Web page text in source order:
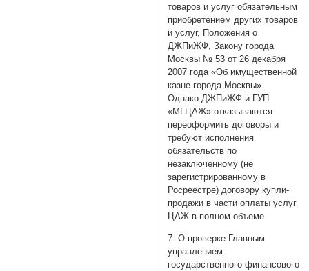
товаров и услуг обязательным
приобретением других товаров
и услуг, Положения о
ДЖПиЖФ, Закону города
Москвы № 53 от 26 декабря
2007 года «Об имущественной
казне города Москвы».
Однако ДЖПиЖФ и ГУП
«МГЦАЖ» отказываются
переоформить договоры и
требуют исполнения
обязательств по
незаключенному (не
зарегистрированному в
Росреестре) договору купли-
продажи в части оплаты услуг
ЦАЖ в полном объеме.
7. О проверке Главным
управлением
государственного финансового